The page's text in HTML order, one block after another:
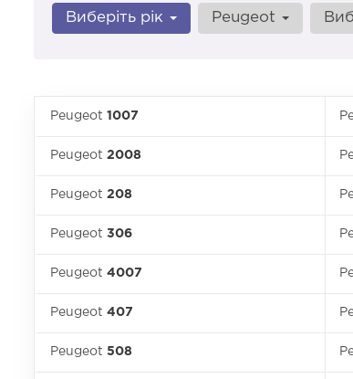
Виберіть рік Peugeot
Peugeot 1007
Peugeot 2008
Peugeot 208
Peugeot 306
Peugeot 4007
Peugeot 407
Peugeot 508